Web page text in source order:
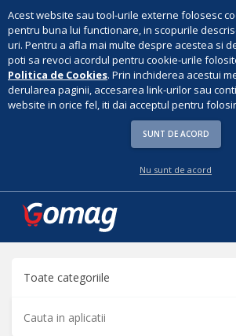
Acest website sau tool-urile externe folosesc
pentru buna lui functionare, in scopurile
uri. Pentru a afla mai multe despre acestea si
poti sa revoci acordul pentru cookie-urile
Politica de Cookies. Prin inchiderea acestui
derularea paginii, accesarea link-urilor sau
website in orice fel, iti dai acceptul pentru
SUNT DE ACORD
Nu sunt de acord